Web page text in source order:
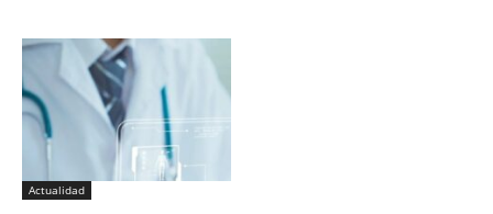
Actualidad